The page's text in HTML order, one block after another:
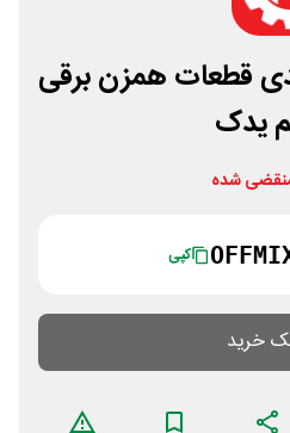
5 درصدی قطعات همزن برقی
یدک
شده
کپی
خرید